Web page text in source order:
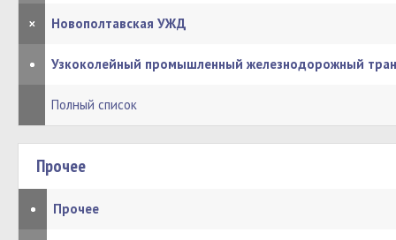
× Новополтавская УЖД
• Узкоколейный промышленный железнодорожный
Полный список
Прочее
• Прочее